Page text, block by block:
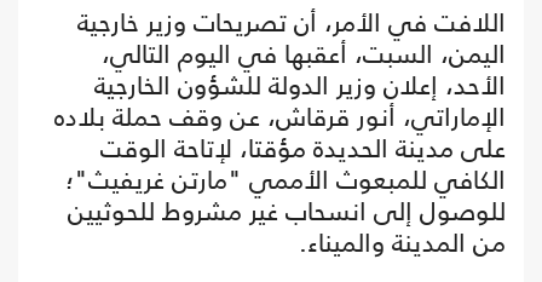
اللافت في الأمر، أن تصريحات وزير خارجية
اليمن، السبت، أعقبها في اليوم التالي،
الأحد، إعلان وزير الدولة للشؤون الخارجية
الإماراتي، أنور قرقاش، عن وقف حملة بلاده
على مدينة الحديدة مؤقتا، لإتاحة الوقت
الكافي للمبعوث الأممي "مارتن غريفيث"؛
للوصول إلى انسحاب غير مشروط للحوثيين
من المدينة والميناء.